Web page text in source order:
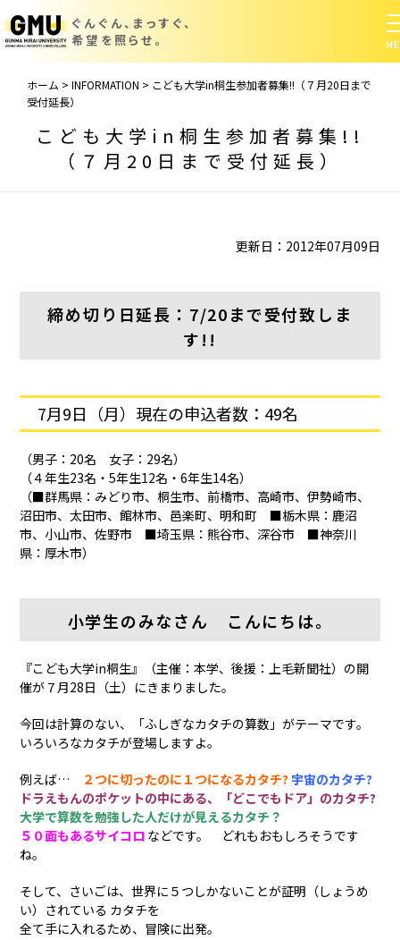
ぐんぐん、まっすぐ、
希望を照らせ。
ホーム > INFORMATION > こども大学in桐生参加者募集!!（７月20日まで
受付延長）
こども大学in桐生参加者募集!!
（７月20日まで受付延長）
更新日：2012年07月09日
締め切り日延長：7/20まで受付致しま
す!!
7月9日（月）現在の申込者数：49名
（男子：20名 女子：29名）
（４年生23名・5年生12名・6年生14名）
（■群馬県：みどり市、桐生市、前橋市、高崎市、伊勢崎市、
沼田市、太田市、館林市、邑楽町、明和町 ■栃木県：鹿沼
市、小山市、佐野市 ■埼玉県：熊谷市、深谷市 ■神奈川
県：厚木市）
小学生のみなさん こんにちは。
『こども大学in桐生』（主催：本学、後援：上毛新聞社）の開
催が７月28日（土）にきまりました。
今回は計算のない、「ふしぎなカタチの算数」がテーマです。
いろいろなカタチが登場しますよ。
例えば… ２つに切ったのに１つになるカタチ? 宇宙のカタチ?
ドラえもんのポケットの中にある、「どこでもドア」のカタチ?
大学で算数を勉強した人だけが見えるカタチ？
５０面もあるサイコロ などです。 どれもおもしろそうです
ね。
そして、さいごは、世界に５つしかないことが証明（しょうめ
い）されている カタチを
全て手に入れるため、冒険に出発。